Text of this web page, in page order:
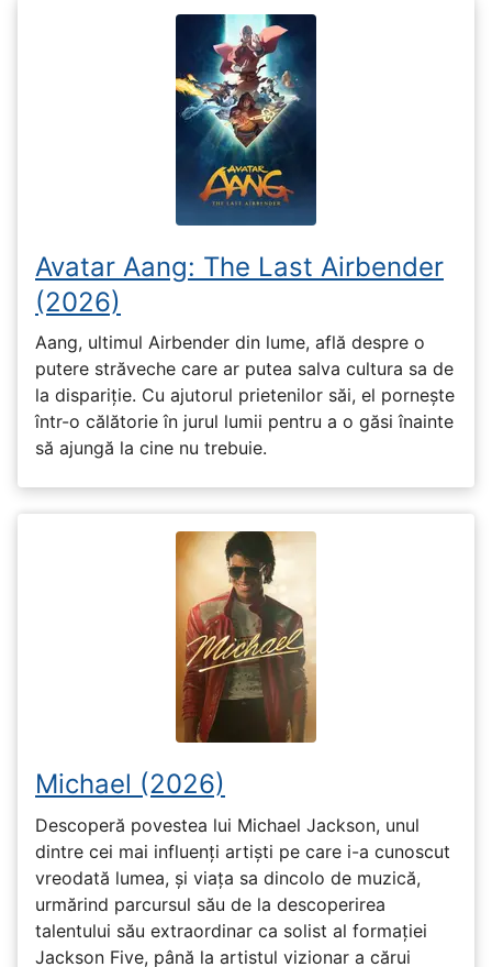
Avatar Aang: The Last Airbender
(2026)
Aang, ultimul Airbender din lume, află despre o
putere străveche care ar putea salva cultura sa de
la dispariție. Cu ajutorul prietenilor săi, el pornește
într-o călătorie în jurul lumii pentru a o găsi înainte
să ajungă la cine nu trebuie.
Michael (2026)
Descoperă povestea lui Michael Jackson, unul
dintre cei mai influenți artiști pe care i-a cunoscut
vreodată lumea, și viața sa dincolo de muzică,
urmărind parcursul său de la descoperirea
talentului său extraordinar ca solist al formației
Jackson Five, până la artistul vizionar a cărui